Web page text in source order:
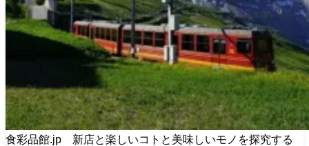
食彩品館.jp 新店と楽しいコトと美味しいモノを探究する